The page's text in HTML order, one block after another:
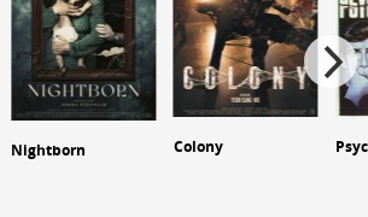
Nightborn Colony